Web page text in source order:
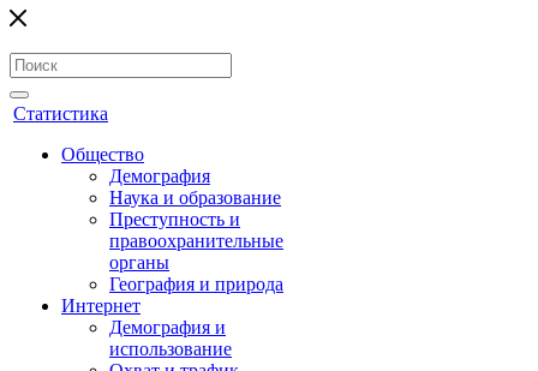
Статистика
Общество
Демография
Наука и образование
Преступность и
правоохранительные
органы
География и природа
Интернет
Демография и
использование